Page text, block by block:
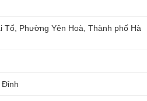
Tổ, Phường Yên Hoà, Thành phố Hà
Đỉnh